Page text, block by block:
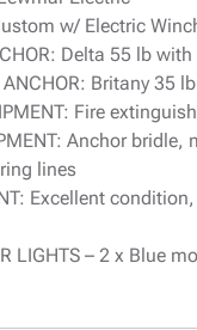
w/ Electric
Delta 55 lb with
ANCHOR: Britany 35 lb
Fire
Anchor
lines
Excellent
LIGHTS – 2 x Blue